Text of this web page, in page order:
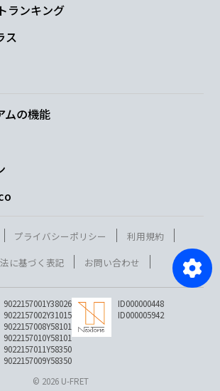
ランキング
ス
ムの機能
プライバシーポリシー
利用規約
に基づく表記
お問い合わせ
9022157001Y38026
9022157002Y31015
9022157008Y58101
9022157010Y58101
9022157011Y58350
9022157009Y58350
ID000000448
ID000005942
© 2026 U-FRET